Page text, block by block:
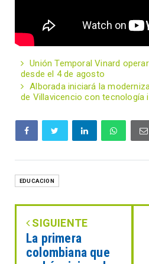
Unión Temporal Vinard
desde el 4 de agosto
Alborada iniciará la
de Villavicencio con tecnología
EDUCACION
SIGUIENTE
La primera
colombiana que